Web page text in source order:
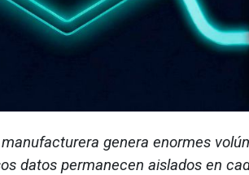
genera enormes
datos permanecen aislados en